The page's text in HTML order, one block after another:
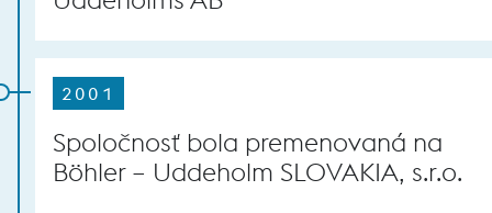
2001
Spoločnosť bola premenovaná na
Böhler – Uddeholm SLOVAKIA, s.r.o.